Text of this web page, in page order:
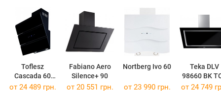
Toflesz
Cascada 60
700
Fabiano Aero
Silence+ 90
Nortberg Ivo 60
Teka DLV
98660 BK
от 24 489 грн. от 20 551 грн. от 23 990 грн. от 24 749